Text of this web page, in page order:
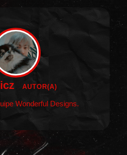
AUTOR(A)
Wonderful Designs.